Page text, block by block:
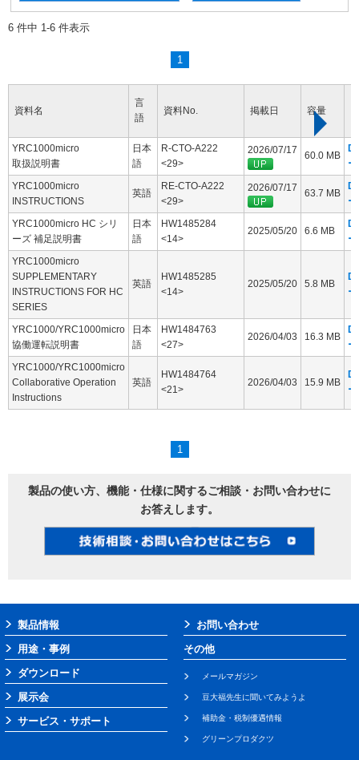
6 件中 1-6 件表示
1
資料名
言
語
資料No. 掲載日 容量
YRC1000micro
取扱説明書
日本
語
R-CTO-A222
<29>
2026/07/17 60.0 MB
YRC1000micro
INSTRUCTIONS
英語
RE-CTO-A222
<29>
2026/07/17 63.7 MB
YRC1000micro HC シリ
ーズ 補足説明書
日本
語
HW1485284
<14>
2025/05/20 6.6 MB
YRC1000micro
SUPPLEMENTARY
INSTRUCTIONS FOR HC
SERIES
英語
HW1485285
<14>
2025/05/20 5.8 MB
YRC1000/YRC1000micro
協働運転説明書
日本
語
HW1484763
<27>
2026/04/03 16.3 MB
YRC1000/YRC1000micro
Collaborative Operation
Instructions
英語
HW1484764
<21>
2026/04/03 15.9 MB
1
製品の使い方、機能・仕様に関するご相談・お問い合わせに
お答えします。
製品情報
用途・事例
ダウンロード
展示会
サービス・サポート
お問い合わせ
その他
メールマガジン
豆大福先生に聞いてみようよ
補助金・税制優遇情報
グリーンプロダクツ